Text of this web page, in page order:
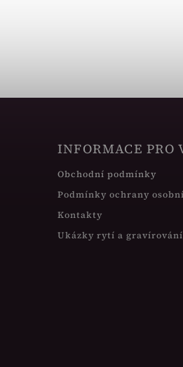
INFORMACE PRO
Obchodní podmínky
Podmínky ochrany
Kontakty
Ukázky rytí a gravírování